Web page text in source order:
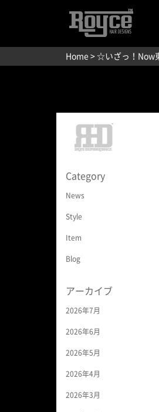
Home > ☆いざっ！Now
Category
News
Style
Item
Blog
アーカイブ
2026年7月
2026年6月
2026年5月
2026年4月
2026年3月